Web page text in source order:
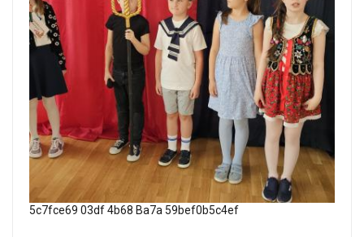
5c7fce69 03df 4b68 Ba7a 59bef0b5c4ef